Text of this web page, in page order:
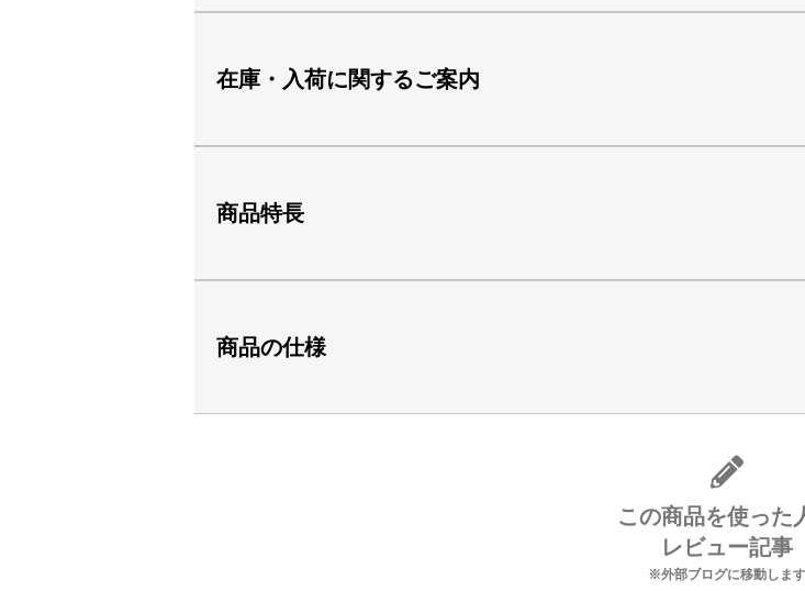
在庫・入荷に関するご案内
商品特長
商品の仕様
この商品を使った
レビュー記事
※外部ブログに移動します